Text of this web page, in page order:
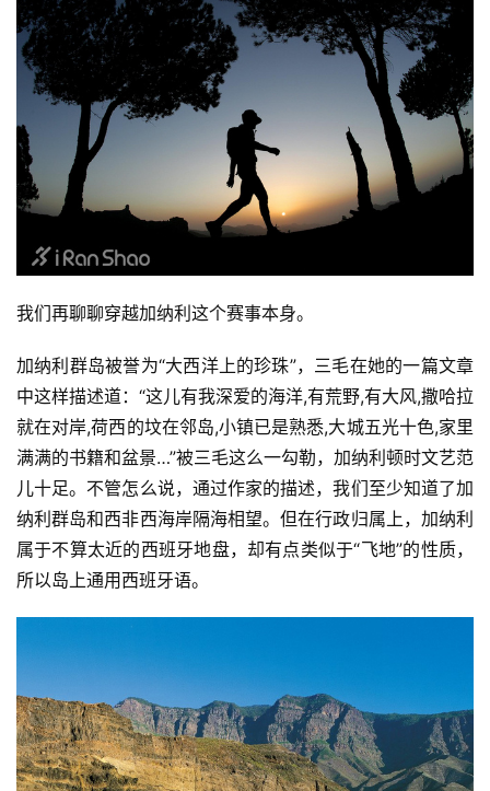
我们再聊聊穿越加纳利这个赛事本身。
加纳利群岛被誉为“大西洋上的珍珠”，三毛在她的一篇文章
中这样描述道：“这儿有我深爱的海洋,有荒野,有大风,撒哈拉
就在对岸,荷西的坟在邻岛,小镇已是熟悉,大城五光十色,家里
满满的书籍和盆景…”被三毛这么一勾勒，加纳利顿时文艺范
儿十足。不管怎么说，通过作家的描述，我们至少知道了加
纳利群岛和西非西海岸隔海相望。但在行政归属上，加纳利
属于不算太近的西班牙地盘，却有点类似于“飞地”的性质，
所以岛上通用西班牙语。